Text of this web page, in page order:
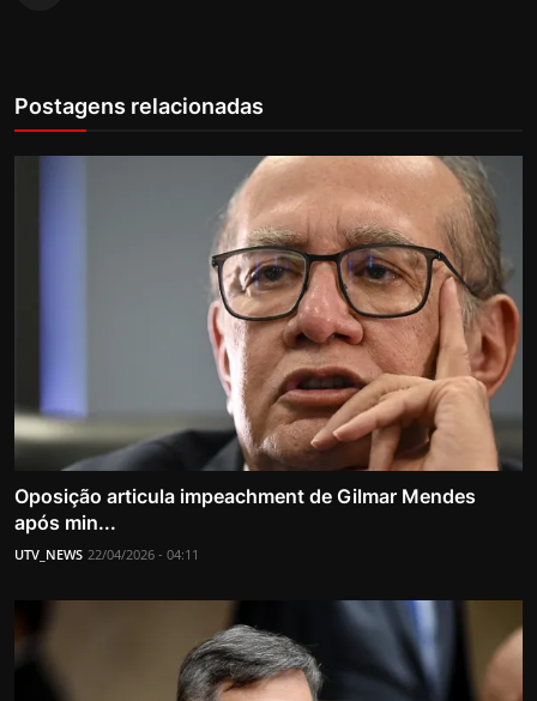
Postagens relacionadas
Oposição articula impeachment de Gilmar Mendes
após min...
UTV_NEWS 22/04/2026 - 04:11